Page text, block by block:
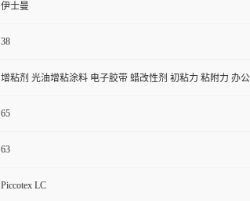
伊士曼
38
增粘剂 光油增粘涂料 电子胶带 蜡改性剂 初粘力 粘附力 办
65
63
Piccotex LC